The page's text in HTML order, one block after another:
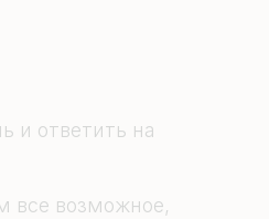
и ответить на
все возможное,